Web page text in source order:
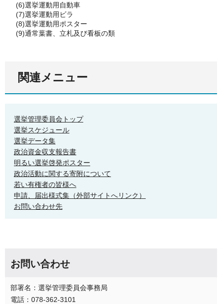
(6)選挙運動用自動車
(7)選挙運動用ビラ
(8)選挙運動用ポスター
(9)通常葉書、立札及び看板の類
関連メニュー
選挙管理委員会トップ
選挙スケジュール
選挙データ集
政治資金収支報告書
明るい選挙啓発ポスター
政治活動に関する寄附について
若い有権者の皆様へ
申請、届出様式集（外部サイトへリンク）
お問い合わせ先
お問い合わせ
部署名：選挙管理委員会事務局
電話：078-362-3101